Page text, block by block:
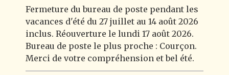
Fermeture du bureau de poste pendant les
vacances d'été du 27 juillet au 14 août 2026
inclus. Réouverture le lundi 17 août 2026.
Bureau de poste le plus proche : Courçon.
Merci de votre compréhension et bel été.